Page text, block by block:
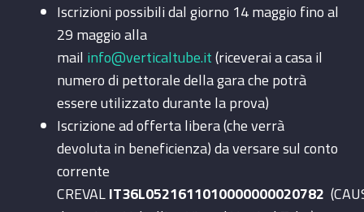
Iscrizioni possibili dal giorno 14 maggio fino al
29 maggio alla
mail info@verticaltube.it(riceverai a casa il
numero di pettorale della gara che potrà
essere utilizzato durante la prova)
Iscrizione ad offerta libera (che verrà
devoluta in beneficienza) da versare sul conto
corrente
CREVALIT36L0521611010000000020782